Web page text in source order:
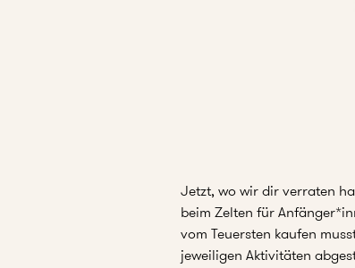
Jetzt, wo wir dir verraten
beim Zelten für
vom Teuersten kaufen
jeweiligen Aktivitäten